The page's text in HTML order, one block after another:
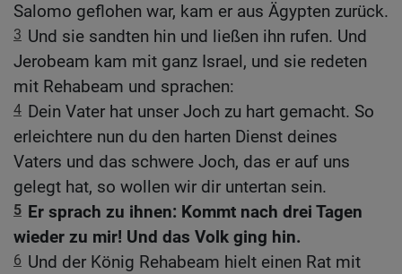
Salomo geflohen war, kam er aus Ägypten zurück.
3 Und sie sandten hin und ließen ihn rufen. Und
Jerobeam kam mit ganz Israel, und sie redeten
mit Rehabeam und sprachen:
4 Dein Vater hat unser Joch zu hart gemacht. So
erleichtere nun du den harten Dienst deines
Vaters und das schwere Joch, das er auf uns
gelegt hat, so wollen wir dir untertan sein.
5 Er sprach zu ihnen: Kommt nach drei Tagen
wieder zu mir! Und das Volk ging hin.
6 Und der König Rehabeam hielt einen Rat mit